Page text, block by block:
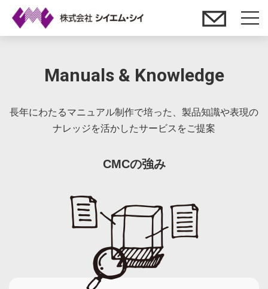
t
Manuals & Knowledge
長年にわたるマニュアル制作で培った、製品知識や表現の
ナレッジを活かしたサービスをご提案
CMCの強み